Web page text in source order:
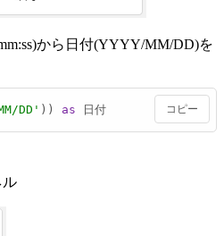
から日付(YYYY/MM/DD)を
DD' )) as 日付 コピー